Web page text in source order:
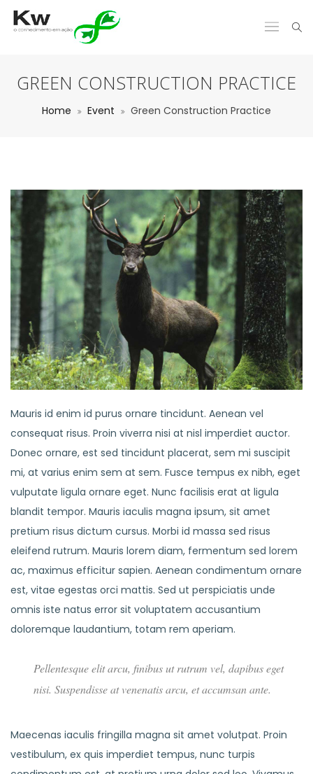
GREEN CONSTRUCTION PRACTICE
Home Event Green Construction Practice
Mauris id enim id purus ornare tincidunt. Aenean vel
consequat risus. Proin viverra nisi at nisl imperdiet auctor.
Donec ornare, est sed tincidunt placerat, sem mi suscipit
mi, at varius enim sem at sem. Fusce tempus ex nibh, eget
vulputate ligula ornare eget. Nunc facilisis erat at ligula
blandit tempor. Mauris iaculis magna ipsum, sit amet
pretium risus dictum cursus. Morbi id massa sed risus
eleifend rutrum. Mauris lorem diam, fermentum sed lorem
ac, maximus efficitur sapien. Aenean condimentum ornare
est, vitae egestas orci mattis. Sed ut perspiciatis unde
omnis iste natus error sit voluptatem accusantium
doloremque laudantium, totam rem aperiam.
Pellentesque elit arcu, finibus ut rutrum vel, dapibus eget
nisi. Suspendisse at venenatis arcu, et accumsan ante.
Maecenas iaculis fringilla magna sit amet volutpat. Proin
vestibulum, ex quis imperdiet tempus, nunc turpis